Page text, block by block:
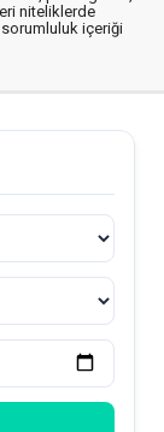
niteliklerde
içeriği